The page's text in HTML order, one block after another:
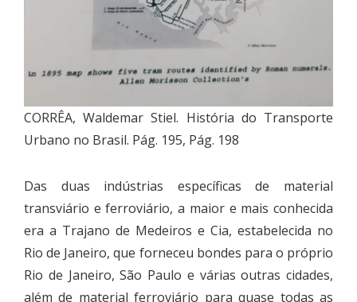
CORRÊA, Waldemar Stiel. História do Transporte
Urbano no Brasil. Pág. 195, Pág. 198
Das duas indústrias específicas de material
transviário e ferroviário, a maior e mais conhecida
era a Trajano de Medeiros e Cia, estabelecida no
Rio de Janeiro, que forneceu bondes para o próprio
Rio de Janeiro, São Paulo e várias outras cidades,
além de material ferroviário para quase todas as